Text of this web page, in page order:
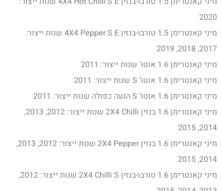
2020
מיני קאנטרימן 1.5 טורבו-בנזין 4X4 Pepper S E שנות ייצור:
2017, 2018, 2019
מיני קאנטרימן 1.6 אוטו’ שנות ייצור: 2011
מיני קאנטרימן 1.6 אוטו’ S שנות ייצור: 2011
מיני קאנטרימן 1.6 אוטו’ S הנעה כפולה שנות ייצור: 2011
מיני קאנטרימן 1.6 בנזין 2X4 Chilli שנות ייצור: 2012, 2013,
2014, 2015
מיני קאנטרימן 1.6 בנזין 2X4 Pepper שנות ייצור: 2012, 2013,
2014, 2015
מיני קאנטרימן 1.6 טורבו-בנזין 2X4 Chilli S שנות ייצור: 2012,